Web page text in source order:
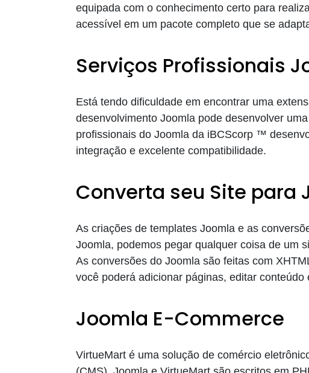
equipada com o conhecimento certo para
acessível em um pacote completo que se
Serviços Profissionais
Está tendo dificuldade em encontrar uma
desenvolvimento Joomla pode desenvolver
profissionais do Joomla da iBCScorp ™
integração e excelente compatibilidade.
Converta seu Site para
As criações de templates Joomla e as
Joomla, podemos pegar qualquer coisa de um
As conversões do Joomla são feitas com
você poderá adicionar páginas, editar
Joomla E-Commerce
VirtueMart é uma solução de comércio